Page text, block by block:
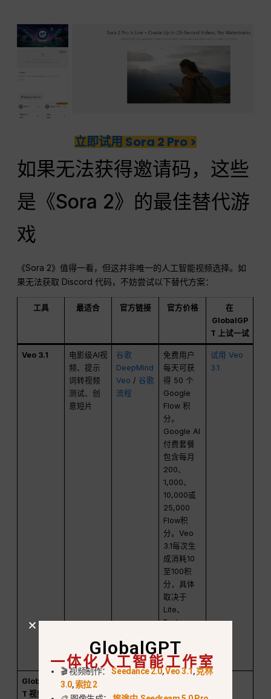
立即试用 Sora 2 Pro >
如果无法获得邀请码，这些
是《Sora 2》的最佳替代游
戏
《Sora 2》值得一看，但这并非唯一的人工智能视频选择。如
果无法获取 Discord 代码，不妨尝试以下替代方案：
工具 最适合 官方链接 官方价格
在
GlobalGP
T 上试一试
Veo 3.1
电影级AI视
频、提示
词转视频
测试、创
意短片
谷歌
DeepMind
Veo / 谷歌
流程
免费用户
每天可获
得 50 个
Google
Flow 积
分。
Google AI
付费套餐
包含每月
200、
1,000、
10,000或
25,000
Flow积
分。Veo
3.1每次生
成消耗10
至100积
分，具体
取决于
Lite、
Fast、
式及所选
套餐。.
试用 Veo
3.1
GlobalGP
T 视频生成
在一个工
作区中比
T 视频生
T 套餐起
GlobalGPT
一体化人工智能工作室
🎬 视频制作：Seedance 2.0,Veo 3.1,克林
3.0,索拉 2